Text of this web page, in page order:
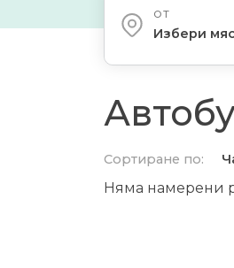
ОТ
Избери
Сортиране по:
Няма намерени